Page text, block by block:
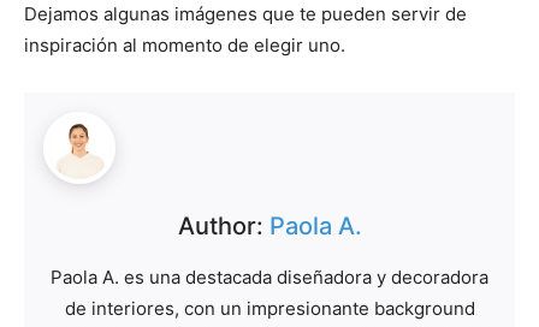
Dejamos algunas imágenes que te pueden servir de
inspiración al momento de elegir uno.
Author: Paola A.
Paola A. es una destacada diseñadora y decoradora
de interiores, con un impresionante background